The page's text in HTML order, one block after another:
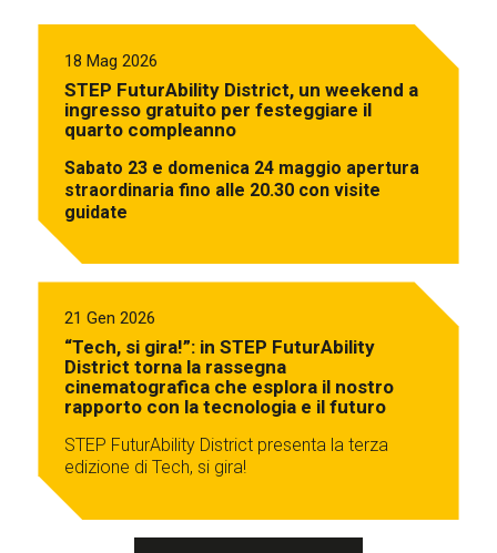
18 Mag 2026
STEP FuturAbility District, un weekend a
ingresso gratuito per festeggiare il
quarto compleanno
Sabato 23 e domenica 24 maggio apertura
straordinaria fino alle 20.30 con visite
guidate
21 Gen 2026
“Tech, si gira!”: in STEP FuturAbility
District torna la rassegna
cinematografica che esplora il nostro
rapporto con la tecnologia e il futuro
STEP FuturAbility District presenta la terza
edizione di Tech, si gira!